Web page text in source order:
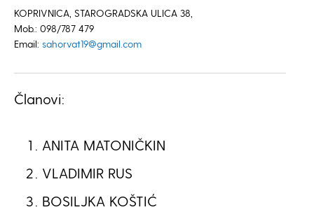
KOPRIVNICA, STAROGRADSKA ULICA 38,
Mob.: 098/787 479
Email: sahorvat19@gmail.com
Članovi:
ANITA MATONIČKIN
VLADIMIR RUS
BOSILJKA KOŠTIĆ